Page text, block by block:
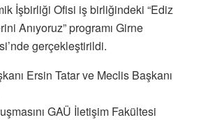
İşbirliği Ofisi iş birliğindeki “Ediz
Anıyoruz” programı Girne
gerçekleştirildi.
Ersin Tatar ve Meclis Başkanı
GAÜ İletişim Fakültesi